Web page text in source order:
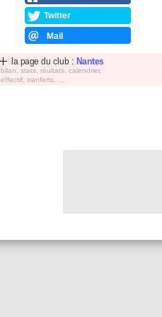
Twitter
Mail
la page du club : Nantes
bilan, stats, réultats, calendrier,
effectif, tranferts, ...